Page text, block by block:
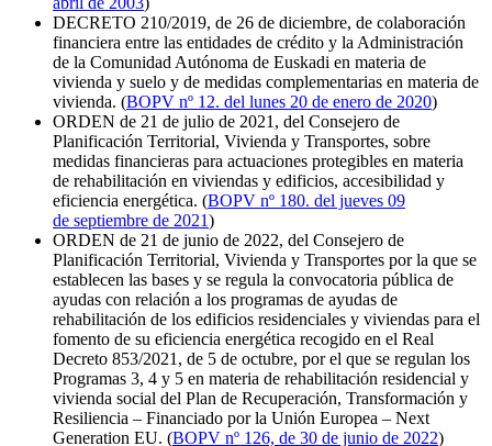
DECRETO 210/2019, de 26 de diciembre, de colaboración
financiera entre las entidades de crédito y la Administración
de la Comunidad Autónoma de Euskadi en materia de
vivienda y suelo y de medidas complementarias en materia de
vivienda. (BOPV nº 12. del lunes 20 de enero de 2020)
ORDEN de 21 de julio de 2021, del Consejero de
Planificación Territorial, Vivienda y Transportes, sobre
medidas financieras para actuaciones protegibles en materia
de rehabilitación en viviendas y edificios, accesibilidad y
eficiencia energética. (BOPV nº 180. del jueves 09
de septiembre de 2021)
ORDEN de 21 de junio de 2022, del Consejero de
Planificación Territorial, Vivienda y Transportes por la que se
establecen las bases y se regula la convocatoria pública de
ayudas con relación a los programas de ayudas de
rehabilitación de los edificios residenciales y viviendas para el
fomento de su eficiencia energética recogido en el Real
Decreto 853/2021, de 5 de octubre, por el que se regulan los
Programas 3, 4 y 5 en materia de rehabilitación residencial y
vivienda social del Plan de Recuperación, Transformación y
Resiliencia – Financiado por la Unión Europea – Next
Generation EU. (BOPV nº 126, de 30 de junio de 2022)